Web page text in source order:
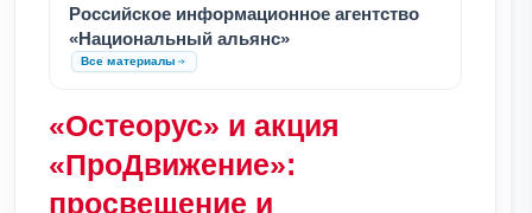
Российское информационное агентство
«Национальный альянс»
Все материалы
«Остеорус» и акция
«ПроДвижение»:
просвещение и